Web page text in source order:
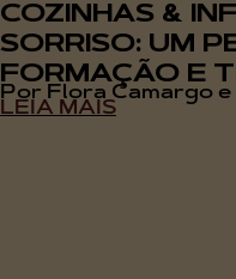
COZINHAS &
SORRISO: UM
FORMAÇÃO E
Por Flora Camargo
LEIA MAIS